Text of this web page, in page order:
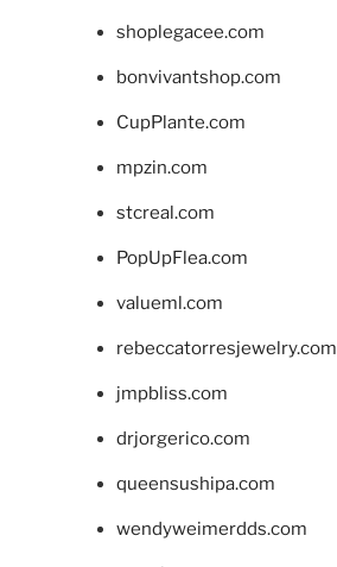
shoplegacee.com
bonvivantshop.com
CupPlante.com
mpzin.com
stcreal.com
PopUpFlea.com
valueml.com
rebeccatorresjewelry.com
jmpbliss.com
drjorgerico.com
queensushipa.com
wendyweimerdds.com